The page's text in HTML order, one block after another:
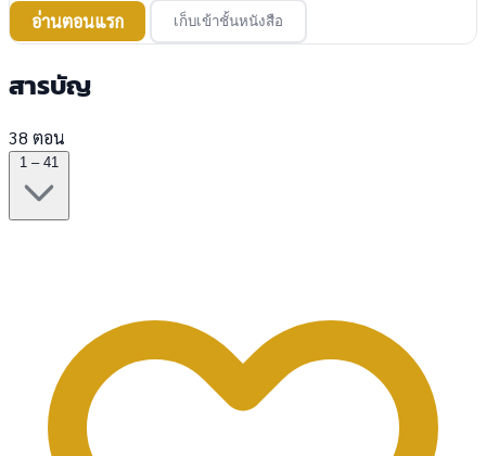
อ่านตอนแรก
เก็บเข้าชั้นหนังสือ
สารบัญ
38 ตอน
1 – 41